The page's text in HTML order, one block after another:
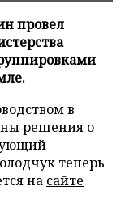
провел
в
решения о
теперь
на сайте